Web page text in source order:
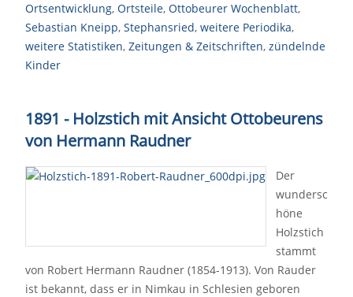
Ortsentwicklung, Ortsteile, Ottobeurer Wochenblatt,
Sebastian Kneipp, Stephansried, weitere Periodika,
weitere Statistiken, Zeitungen & Zeitschriften, zündelnde
Kinder
1891 - Holzstich mit Ansicht Ottobeurens
von Hermann Raudner
Der
wundersc
höne
Holzstich
stammt
von Robert Hermann Raudner (1854-1913). Von Rauder
ist bekannt, dass er in Nimkau in Schlesien geboren